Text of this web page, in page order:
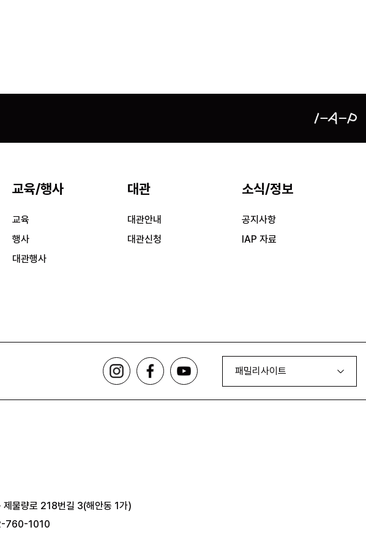
교육/행사
교육
행사
대관행사
대관
대관안내
대관신청
소식/정보
공지사항
IAP 자료
패밀리사이트
제물량로 218번길 3(해안동 1가)
760-1010